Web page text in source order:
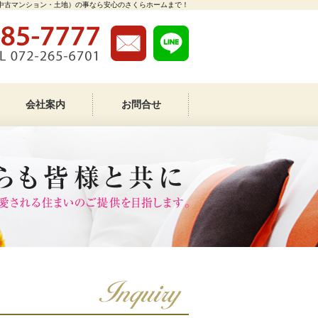
マンション・土地）の事なら安心のさくらホームまで！
会社案内 お問合せ